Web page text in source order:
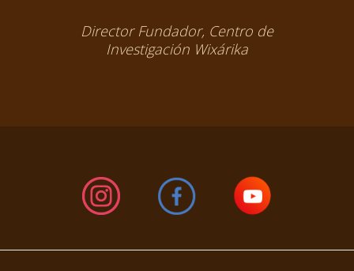
Director Fundador, Centro de
Investigación Wixárika